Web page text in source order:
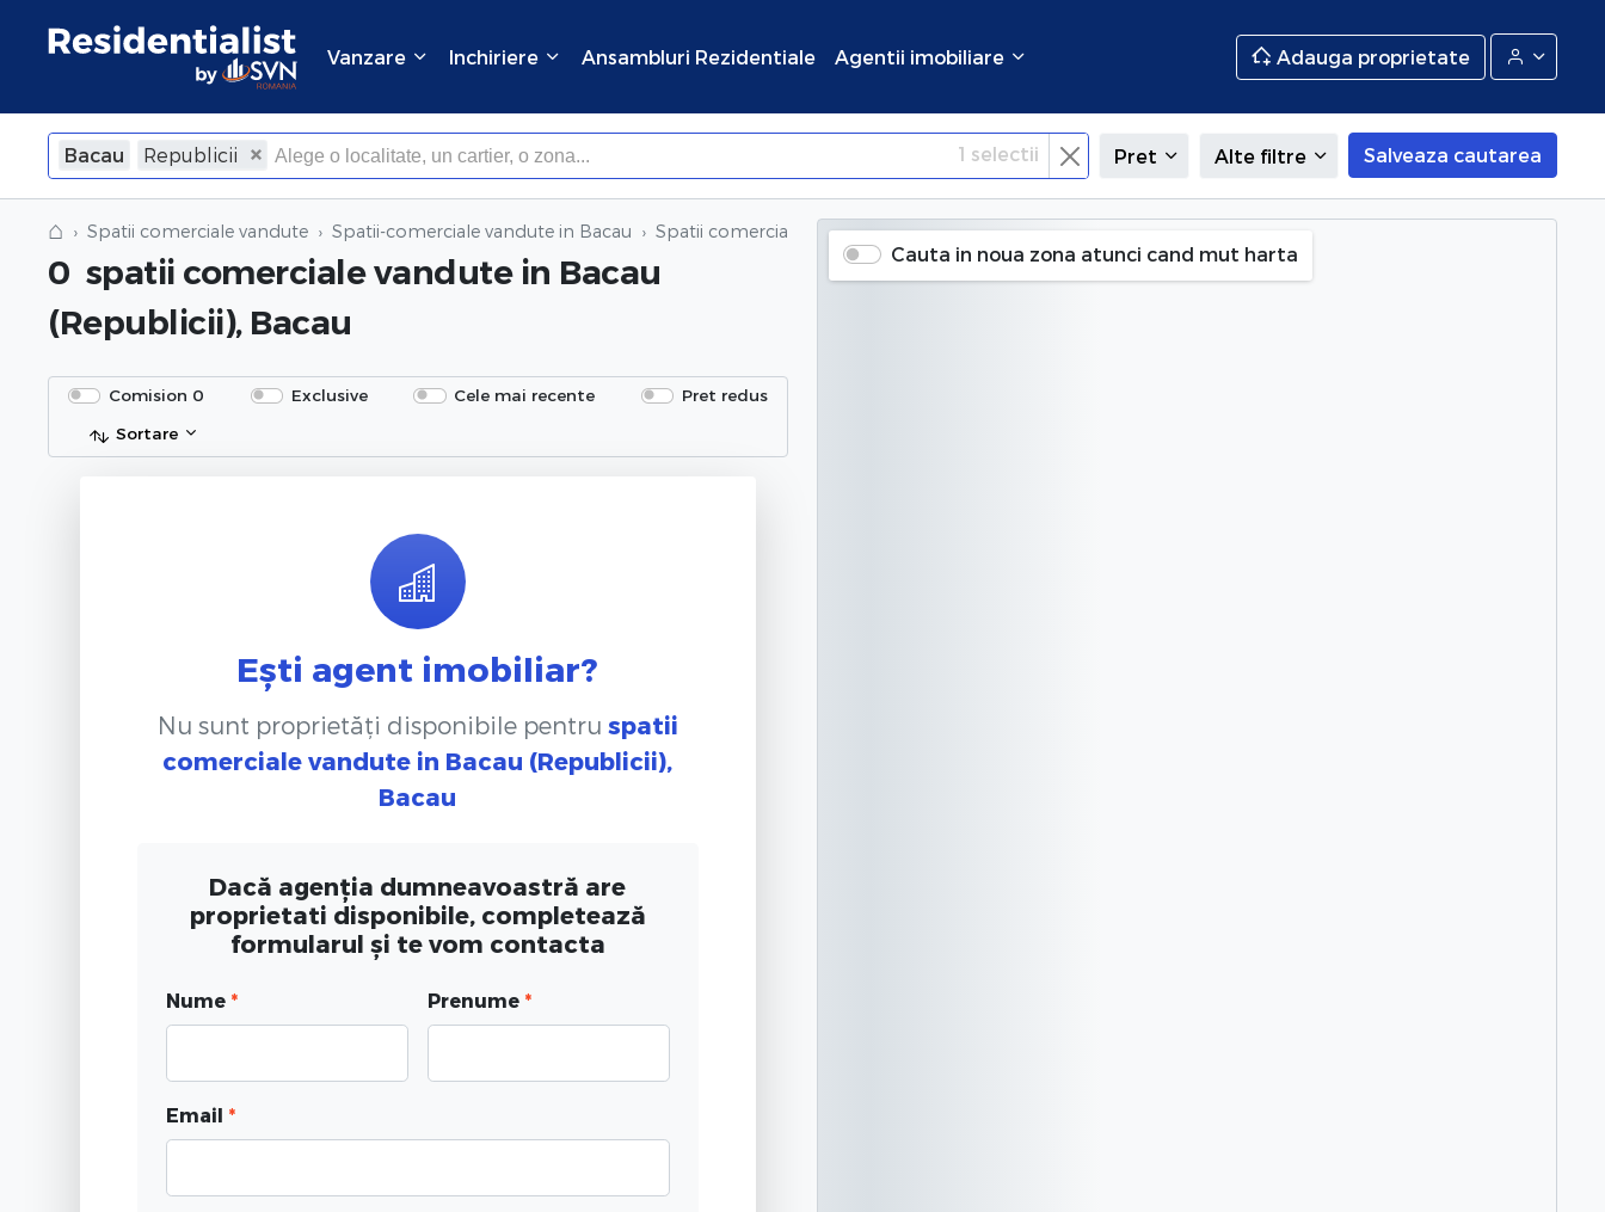
Vanzare Inchiriere Ansambluri Rezidentiale Agentii imobiliare Adauga proprietate
Bacau Republicii
×Inchide
1 selectii Pret Alte filtre Salveaza cautarea
⌂ Spatii comerciale vandute Spatii-comerciale vandute in Bacau Spatii comerciale vandute in Bacau (Republicii), Bacau
0 spatii comerciale vandute in Bacau
(Republicii), Bacau
Comision 0 Exclusive Cele mai recente
Pret redus
Sortare
Ești agent imobiliar?
Nu sunt proprietăți disponibile pentru spatii
comerciale vandute in Bacau (Republicii),
Bacau
Dacă agenția dumneavoastră are
proprietati disponibile, completează
formularul și te vom contacta
Nume * Prenume *
Email *
Cauta in noua zona atunci cand mut harta